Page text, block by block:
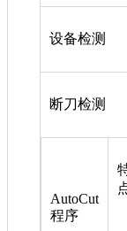
设备检测
断刀检测
AutoCut
程序